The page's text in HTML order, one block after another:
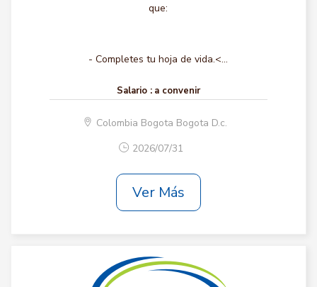
que:
- Completes tu hoja de vida.<...
Salario : a convenir
Colombia Bogota Bogota D.c.
2026/07/31
Ver Más